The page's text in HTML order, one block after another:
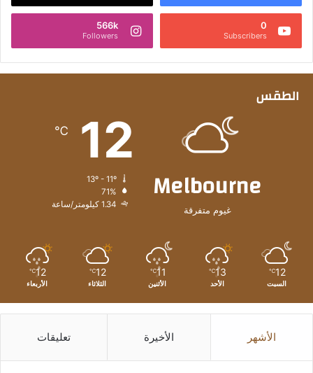
0
Subscribers
566k
Followers
الطقس
Melbourne
غيوم متفرقة
12
℃
71%
1.34 كيلومتر/ساعة
12
℃
السبت
13
℃
الأحد
11
℃
الأثنين
12
℃
الثلاثاء
12
℃
الأربعاء
الأشهر الأخيرة تعليقات